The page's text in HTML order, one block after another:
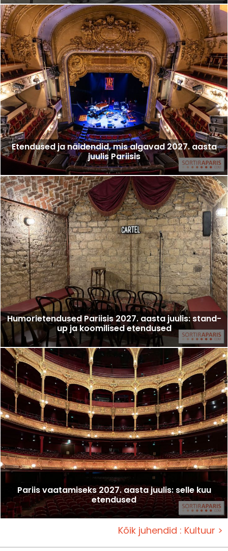
Etendused ja näidendid, mis algavad 2027. aasta
juulis Pariisis
Humorietendused Pariisis 2027. aasta juulis: stand-
up ja koomilised etendused
Pariis vaatamiseks 2027. aasta juulis: selle kuu
etendused
Kõik juhendid : Kultuur >